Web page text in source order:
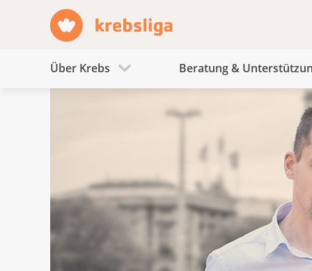
Über Krebs Beratung &